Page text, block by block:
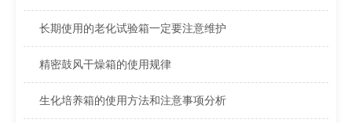
长期使用的老化试验箱一定要注意维护
精密鼓风干燥箱的使用规律
生化培养箱的使用方法和注意事项分析